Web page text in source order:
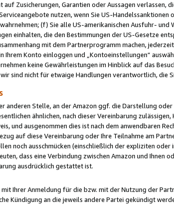
Zusicherungen, Garantien oder Aussagen verlassen,
nutzen, wenn Sie US-Handelssanktionen
(f) Sie alle US-amerikanischen Ausfuhr-
einhalten, die den Bestimmungen der US-Gesetze
mit dem Partnerprogramm machen,
Ihrem Konto einloggen und „Kontoeinstellungen“
keine Gewährleistungen im Hinblick auf das
sind nicht für etwaige Handlungen verantwortlich, die
anderen Stelle, an der Amazon ggf. die Darstellung
ähnlichen, nach dieser Vereinbarung
und ausgenommen dies ist nach dem anwendbaren
auf diese Vereinbarung oder Ihre Teilnahme am
noch ausschmücken (einschließlich der expliziten
dass eine Verbindung zwischen Amazon und Ihnen
ausdrücklich gestattet ist.
Ihrer Anmeldung für die bzw. mit der Nutzung der
Kündigung an die jeweils andere Partei gekündigt